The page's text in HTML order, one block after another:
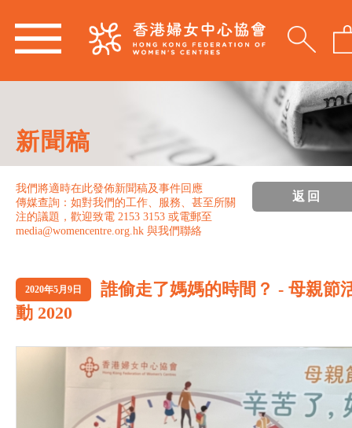
新聞稿
我們將適時在此發佈新聞稿及事件回應
傳媒查詢：如對我們的工作、服務、甚至所關
注的議題，歡迎致電 2153 3153 或電郵至
media@womencentre.org.hk 與我們聯絡
返回
2020年5月9日
誰偷走了媽媽的時間？ - 母親節
動 2020